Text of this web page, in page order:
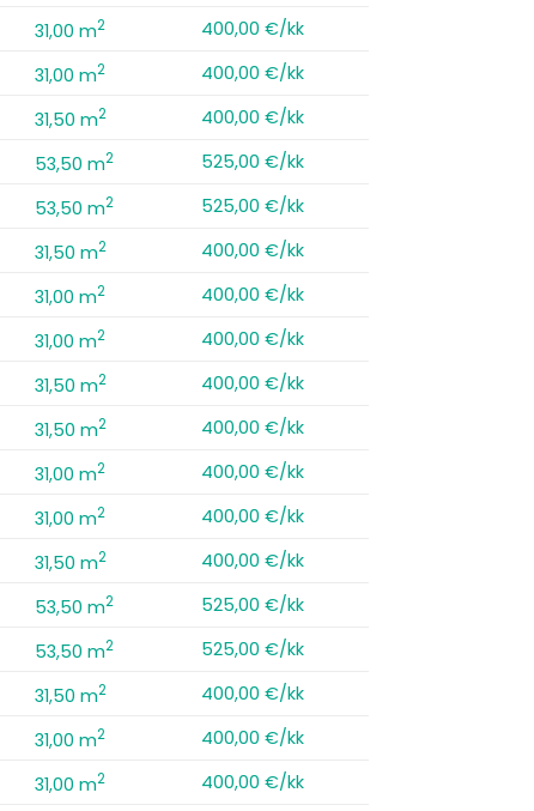
31,00 m2
400,00 €/kk
31,00 m2
400,00 €/kk
31,50 m2
400,00 €/kk
53,50 m2
525,00 €/kk
53,50 m2
525,00 €/kk
31,50 m2
400,00 €/kk
31,00 m2
400,00 €/kk
31,00 m2
400,00 €/kk
31,50 m2
400,00 €/kk
31,50 m2
400,00 €/kk
31,00 m2
400,00 €/kk
31,00 m2
400,00 €/kk
31,50 m2
400,00 €/kk
53,50 m2
525,00 €/kk
53,50 m2
525,00 €/kk
31,50 m2
400,00 €/kk
31,00 m2
400,00 €/kk
31,00 m2
400,00 €/kk